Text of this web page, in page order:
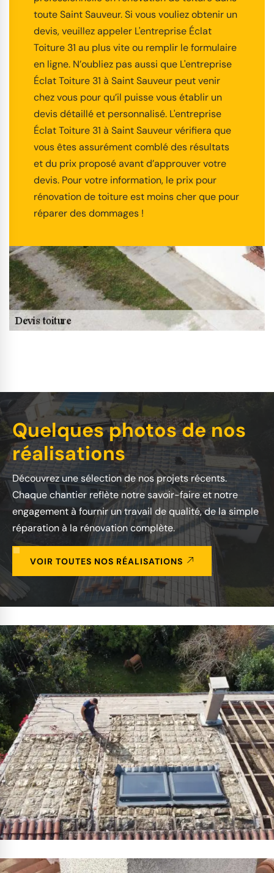
toute Saint Sauveur. Si vous vouliez obtenir un
devis, veuillez appeler L'entreprise Éclat
Toiture 31 au plus vite ou remplir le formulaire
en ligne. N’oubliez pas aussi que L'entreprise
Éclat Toiture 31 à Saint Sauveur peut venir
chez vous pour qu’il puisse vous établir un
devis détaillé et personnalisé. L'entreprise
Éclat Toiture 31 à Saint Sauveur vérifiera que
vous êtes assurément comblé des résultats
et du prix proposé avant d’approuver votre
devis. Pour votre information, le prix pour
rénovation de toiture est moins cher que pour
réparer des dommages !
Quelques photos de nos
réalisations
Découvrez une sélection de nos projets récents.
Chaque chantier reflète notre savoir-faire et notre
engagement à fournir un travail de qualité, de la simple
réparation à la rénovation complète.
VOIR TOUTES NOS RÉALISATIONS